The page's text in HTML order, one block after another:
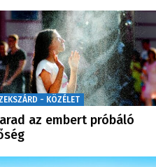
- KÖZÉLET
az embert próbáló